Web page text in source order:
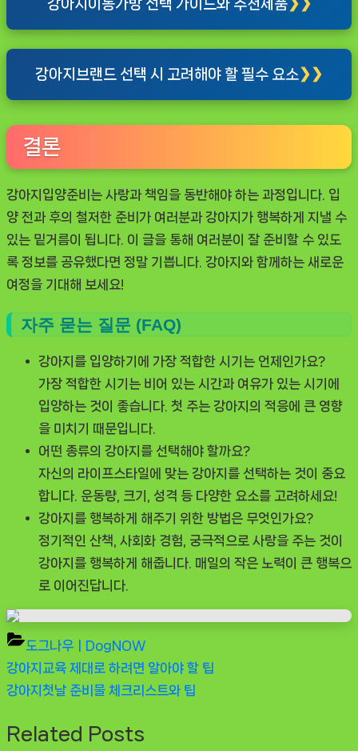
강아지이동가방 선택 가이드와 추천제품
강아지브랜드 선택 시 고려해야 할 필수 요소
결론
강아지입양준비는 사랑과 책임을 동반해야 하는 과정입니다. 입
양 전과 후의 철저한 준비가 여러분과 강아지가 행복하게 지낼 수
있는 밑거름이 됩니다. 이 글을 통해 여러분이 잘 준비할 수 있도
록 정보를 공유했다면 정말 기쁩니다. 강아지와 함께하는 새로운
여정을 기대해 보세요!
자주 묻는 질문 (FAQ)
강아지를 입양하기에 가장 적합한 시기는 언제인가요?
가장 적합한 시기는 비어 있는 시간과 여유가 있는 시기에
입양하는 것이 좋습니다. 첫 주는 강아지의 적응에 큰 영향
을 미치기 때문입니다.
어떤 종류의 강아지를 선택해야 할까요?
자신의 라이프스타일에 맞는 강아지를 선택하는 것이 중요
합니다. 운동량, 크기, 성격 등 다양한 요소를 고려하세요!
강아지를 행복하게 해주기 위한 방법은 무엇인가요?
정기적인 산책, 사회화 경험, 궁극적으로 사랑을 주는 것이
강아지를 행복하게 해줍니다. 매일의 작은 노력이 큰 행복으
로 이어진답니다.
도그나우ㅣDogNOW
글
색
Previous
Post:
강아지교육 제대로 하려면 알아야 할 팁
Next
강아지첫날 준비물 체크리스트와 팁
Related Posts